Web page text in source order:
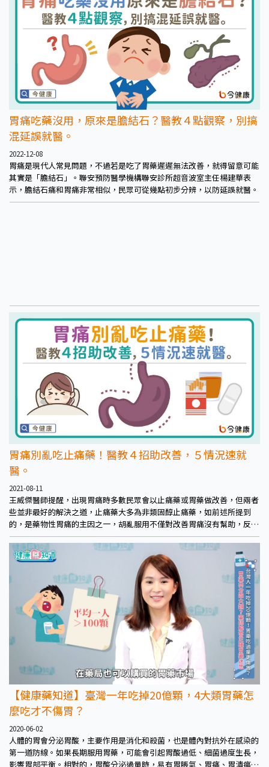
胃痛吃藥沒用，原來是膽結石？醫教４點觀察，別搞
混延誤就醫。
2022-12-08
胃痛是現代人常見問題，不過若是吃了胃藥遲遲無法改善，就得留意可能
其實是「膽結石」。聯安預防醫學機構聯安診所超音波室主任楊建華表
示，膽結石痛和胃痛非常相似，民眾可從幾點初步分辨，以防延誤就醫。
胃痛別亂吃止痛藥！醫教４招助改善，５情況速就
醫。
2021-08-11
王威傑醫師提醒，出現胃痛時多數民眾會以止痛藥或胃藥做改善，但兩者
些並非最好的解決之道，止痛藥大多為非類固醇止痛藥，如前述所提到
的，是藥物性胃痛的主因之一，胡亂服用不僅對改善胃痛沒有幫助，反而
可能多增加新的胃痛原因或使原本情況加劇。
【健康藥知道】臺灣一年吃掉20億顆，4大類胃藥怎
麼吃才不傷胃？
2020-06-02
人體的胃會分泌胃酸，主要作用是消化和殺菌，也是體內對抗外在感染的
第一道防線。如果長期服用胃藥，可能會引起胃酸過低、細菌過度生長，
影響胃部平衡。相對的，胃酸分泌過量時，易有胃脹氣、胃痛、胃潰瘍、